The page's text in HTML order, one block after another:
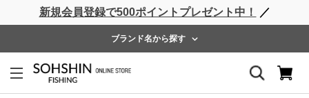
新規会員登録で500ポイントプレゼント中！ ／
ブランド名から探す
ライフベスト ウェーダー レインウェア フットウェア
ホーム > RBB >